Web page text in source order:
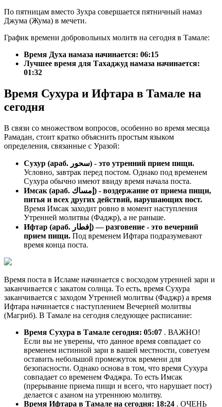
По пятницам вместо Зухра совершается пятничный намаз
Джума (Жума) в мечети.
График времени добровольных молитв на сегодня в Тамале:
Время Духа намаза начинается: 06:15
Лучшее время для Тахаджуд намаза начинается:
01:32
Время Сухура и Ифтара в Тамале на
сегодня
В связи со множеством вопросов, особенно во время месяца
Рамадан, стоит кратко объяснить простым языком
определения, связанные с Уразой:
Сухур (араб. سحور) - это утренний прием пищи.
Условно, завтрак перед постом. Однако под временем
Сухура обычно имеют ввиду время начала поста.
Имсак (араб. إمساك) - воздержание от приема пищи,
питья и всех других действий, нарушающих пост.
Время Имсак заходит ровно в момент наступления
Утренней молитвы (Фаджр), а не раньше.
Ифтар (араб. إفطار) — разговение - это вечерний
прием пищи. Под временем Ифтара подразумевают
время конца поста.
Время поста в Исламе начинается с восходом утренней зари и
заканчивается с закатом солнца. То есть, время Сухура
заканчивается с заходом Утренней молитвы (Фаджр) а время
Ифтара начинается с наступлением Вечерней молитвы
(Магриб). В Тамале на сегодня следующее расписание:
Время Сухура в Тамале сегодня: 05:07 . ВАЖНО!
Если вы не уверены, что данное время совпадает со
временем истинной зари в вашей местности, советуем
оставить небольшой промежуток времени для
безопасности. Однако основа в том, что время Сухура
совпадает со временем Фаджра. То есть Имсак
(прерывание приема пищи и всего, что нарушает пост)
делается с азаном на утреннюю молитву.
Время Ифтара в Тамале на сегодня: 18:24 . ОЧЕНЬ